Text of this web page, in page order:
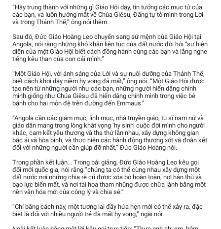
“Hãy trung thành với những gì Giáo Hội dạy, tin tưởng các mục tử của
các bạn, và luôn hướng mắt về Chúa Giêsu, Đấng tự tỏ mình trong Lời
và trong Thánh Thể,” ông nói thêm.
Sau đó, Đức Giáo Hoàng Leo chuyển sang sứ mệnh của Giáo Hội tại
Angola, nói rằng những khó khăn liên tục của đất nước đòi hỏi “sự hiện
diện của một Giáo Hội biết cách đồng hành cùng các bạn và lắng nghe
tiếng kêu than của con cái mình.”
“Một Giáo Hội, với ánh sáng của Lời và sự nuôi dưỡng của Thánh Thể,
biết cách khơi dậy niềm hy vọng đã mất,” ông nói. “Một Giáo Hội được
tạo nên từ những người như các bạn, những người hiến dâng chính
mình giống như Chúa Giêsu đã hiến dâng chính mình trong việc bẻ
bánh cho hai môn đệ trên đường đến Emmaus.”
“Angola cần các giám mục, linh mục, nhà truyền giáo, tu sĩ nam nữ và
giáo dân mang trong lòng khát vọng ‘hy sinh’ cuộc đời mình cho người
khác, cam kết yêu thương và tha thứ lẫn nhau, xây dựng không gian
bác ái và hòa bình, và thực hiện các hành động thương xót và đoàn kết
đối với những người cần giúp đỡ nhất,” Đức Giáo Hoàng nói.
Trong phần kết luận... Trong bài giảng, Đức Giáo Hoàng Leo kêu gọi
đổi mới quốc gia, nói rằng “chúng ta có thể cùng nhau xây dựng một
đất nước nơi những chia rẽ cũ được xóa bỏ hoàn toàn, nơi hận thù và
bạo lực biến mất, và nơi tai họa tham nhũng được chữa lành bằng một
nền văn hóa mới của công lý và chia sẻ.”
“Chỉ bằng cách này, một tương lai đầy hứa hẹn mới có thể xảy ra, đặc
biệt là đối với nhiều người trẻ đã mất hy vọng,” ngài nói.